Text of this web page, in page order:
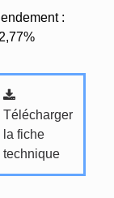
:
Télécharger
la fiche
technique